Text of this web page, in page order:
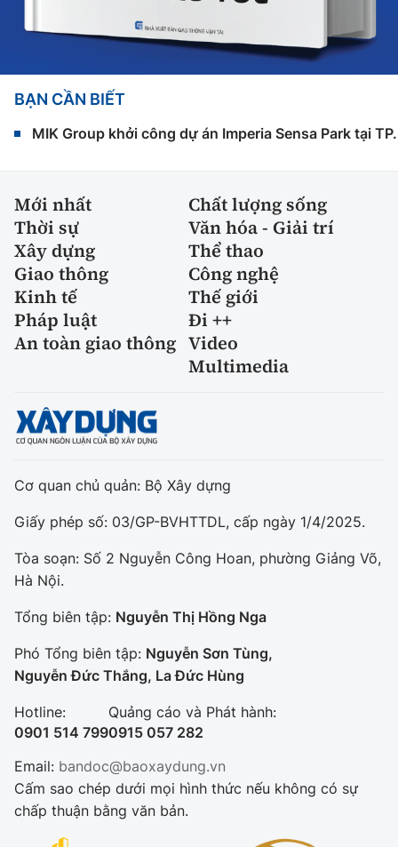
BẠN CẦN BIẾT
MIK Group khởi công dự án Imperia Sensa Park tại
Mới nhất
Chất lượng sống
Thời sự
Văn hóa - Giải trí
Xây dựng
Thể thao
Giao thông
Công nghệ
Kinh tế
Thế giới
Pháp luật
Đi ++
An toàn giao thông Video
Multimedia
Cơ quan chủ quản: Bộ Xây dựng
Giấy phép số: 03/GP-BVHTTDL, cấp ngày 1/4/2025.
Tòa soạn: Số 2 Nguyễn Công Hoan, phường Giảng Võ,
Hà Nội.
Tổng biên tập: Nguyễn Thị Hồng Nga
Phó Tổng biên tập: Nguyễn Sơn Tùng,
Nguyễn Đức Thắng, La Đức Hùng
Hotline:
0901 514 799
Quảng cáo và Phát hành:
0915 057 282
Email: bandoc@baoxaydung.vn
Cấm sao chép dưới mọi hình thức nếu không có sự
chấp thuận bằng văn bản.